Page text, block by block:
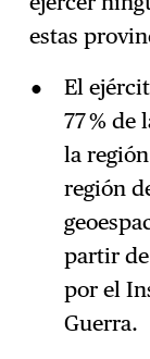
estas
El
77 % de
la
región
partir
por el
Guerra.